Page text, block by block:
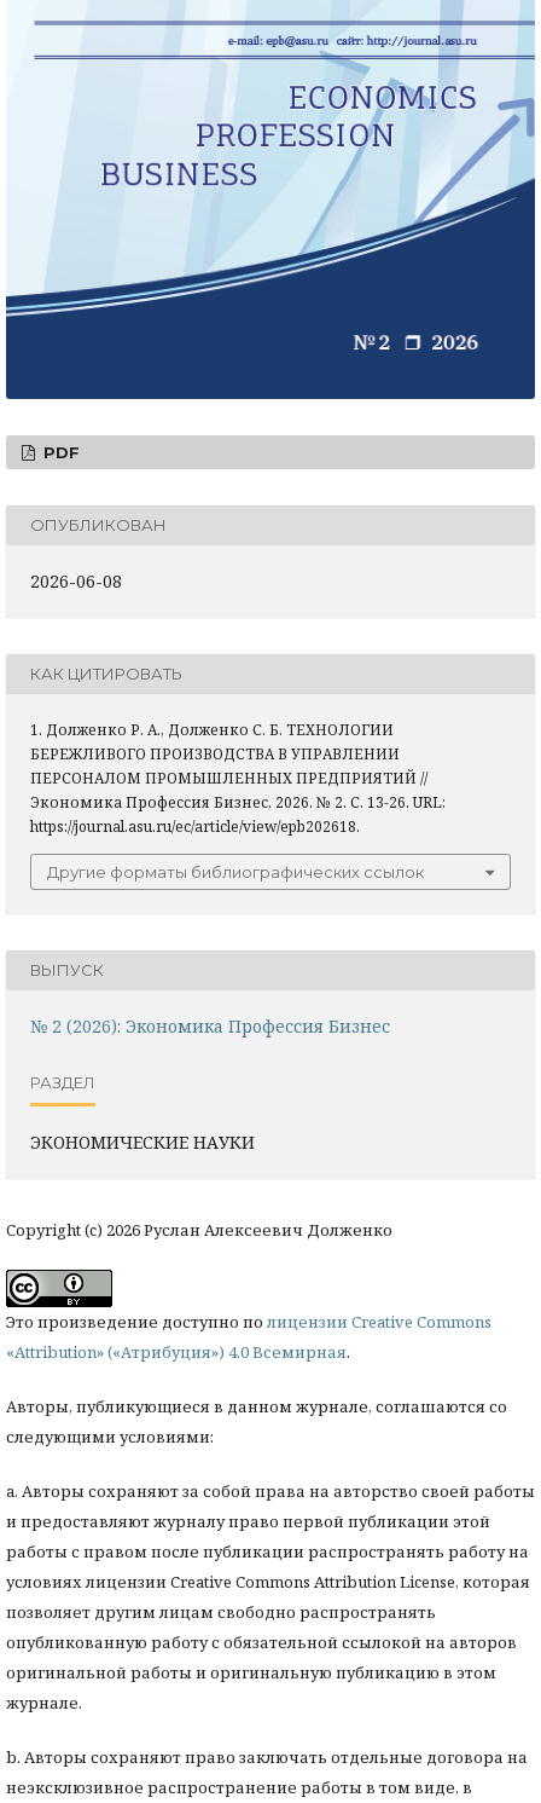
PDF
ОПУБЛИКОВАН
2026-06-08
КАК ЦИТИРОВАТЬ
1. Долженко Р. А., Долженко С. Б. ТЕХНОЛОГИИ
БЕРЕЖЛИВОГО ПРОИЗВОДСТВА В УПРАВЛЕНИИ
ПЕРСОНАЛОМ ПРОМЫШЛЕННЫХ ПРЕДПРИЯТИЙ //
Экономика Профессия Бизнес, 2026. № 2. С. 13-26. URL:
https://journal.asu.ru/ec/article/view/epb202618.
Другие форматы библиографических ссылок
ВЫПУСК
№ 2 (2026): Экономика Профессия Бизнес
РАЗДЕЛ
ЭКОНОМИЧЕСКИЕ НАУКИ
Copyright (c) 2026 Руслан Алексеевич Долженко
Это произведение доступно полицензии Creative Commons
«Attribution» («Атрибуция») 4.0 Всемирная.
Авторы, публикующиеся в данном журнале, соглашаются со
следующими условиями:
a. Авторы сохраняют за собой права на авторство своей работы
и предоставляют журналу право первой публикации этой
работы с правом после публикации распространять работу на
условиях лицензии Creative Commons Attribution License, которая
позволяет другим лицам свободно распространять
опубликованную работу с обязательной ссылокой на авторов
оригинальной работы и оригинальную публикацию в этом
журнале.
b. Авторы сохраняют право заключать отдельные договора на
неэксклюзивное распространение работы в том виде, в